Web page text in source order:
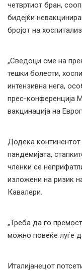
четвртиот бран,
бидејќи
бројот на
„Сведоци сме на
тешки болести,
интензивна нега,
прес-конференција
вакцинација на
Додека
пандемијата,
членки се
изложени на ризик
Кавалери.
„Треба да го
можно повеќе луѓе
Италијанецот